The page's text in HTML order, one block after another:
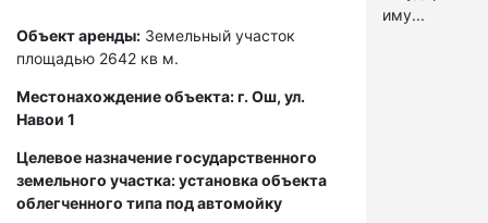
Объект аренды: Земельный участок
площадью 2642 кв м.
Местонахождение объекта: г. Ош, ул.
Навои 1
Целевое назначение государственного
земельного участка: установка объекта
облегченного типа под автомойку
иму...